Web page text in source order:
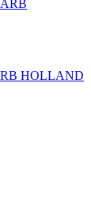
HOLLAND